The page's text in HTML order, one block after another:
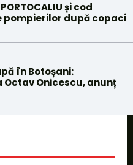
și cod
pompierilor după copaci
în Botoșani:
Onicescu, anunț